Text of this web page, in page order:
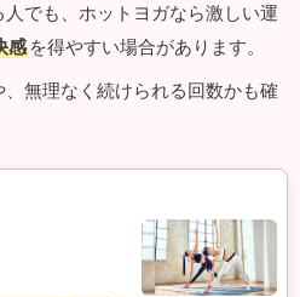
でも、ホットヨガなら激しい運
感 を得やすい場合があります。
無理なく続けられる回数かも確